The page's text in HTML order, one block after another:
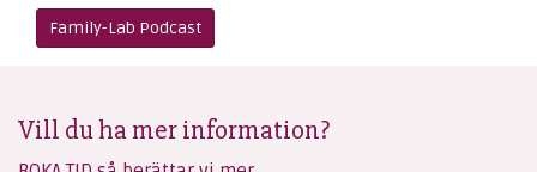
Family-Lab Podcast
Vill du ha mer information?